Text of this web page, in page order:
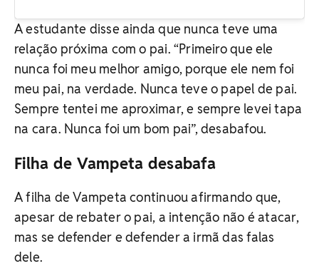
A estudante disse ainda que nunca teve uma
relação próxima com o pai. “Primeiro que ele
nunca foi meu melhor amigo, porque ele nem foi
meu pai, na verdade. Nunca teve o papel de pai.
Sempre tentei me aproximar, e sempre levei tapa
na cara. Nunca foi um bom pai”, desabafou.
Filha de Vampeta desabafa
A filha de Vampeta continuou afirmando que,
apesar de rebater o pai, a intenção não é atacar,
mas se defender e defender a irmã das falas
dele.